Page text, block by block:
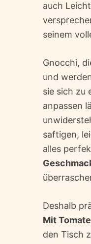
auch
seinem
Gnocchi,
und
sie sich zu
anpassen
saftigen,
alles
Deshalb
Mit
den Tisch